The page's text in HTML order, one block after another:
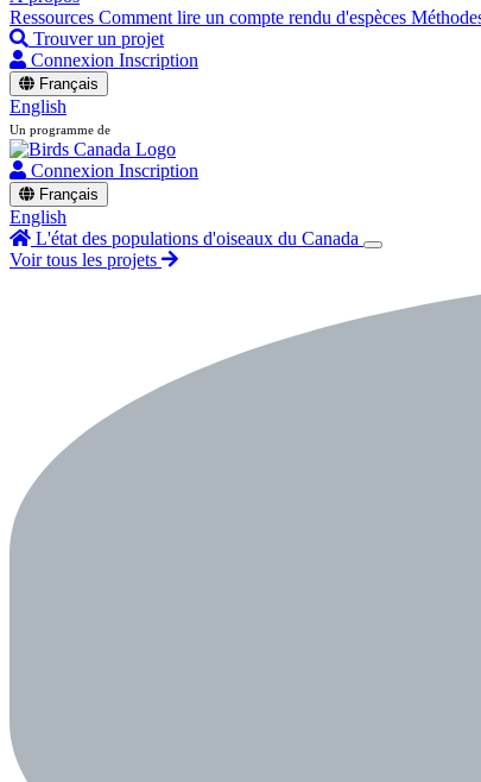
Ressources Comment lire un compte rendu d'espèces
Trouver un projet
Connexion Inscription
Français
English
Un programme de
Connexion Inscription
Français
English
L'état des populations d'oiseaux du Canada
Voir tous les projets